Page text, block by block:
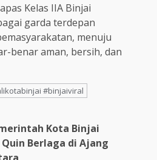
Kelas IIA Binjai
garda terdepan
menuju
benar aman, bersih, dan
#binjaiviral
Kota Binjai
Berlaga di Ajang